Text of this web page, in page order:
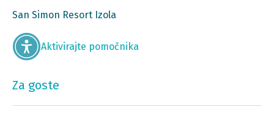
San Simon Resort Izola
Aktivirajte pomočnika
Za goste